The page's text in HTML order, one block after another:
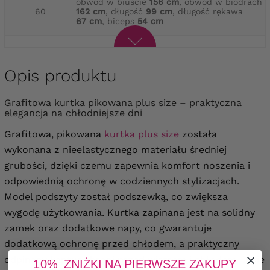
60
obwód w biuście 156 cm, obwód w biodrach
162 cm, długość 99 cm, długość rękawa
67 cm, biceps 54 cm
Opis produktu
Grafitowa kurtka pikowana plus size – praktyczna
elegancja na chłodniejsze dni
Grafitowa, pikowana kurtka plus size została
wykonana z nieelastycznego materiału średniej
grubości, dzięki czemu zapewnia komfort noszenia i
odpowiednią ochronę w codziennych stylizacjach.
Model podszyty został podszewką, co zwiększa
wygodę użytkowania. Kurtka zapinana jest na solidny
zamek oraz dodatkowe napy, co gwarantuje
dodatkową ochronę przed chłodem, a praktyczny
odpinany kaptur chroni przed wiatrem i chłodem. Dwie
10% ZNIŻKI NA PIERWSZE ZAKUPY